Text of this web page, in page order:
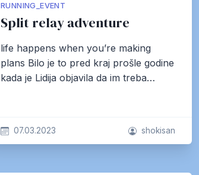
RUNNING_EVENT
Split relay adventure
life happens when you’re making
plans Bilo je to pred kraj prošle godine
kada je Lidija objavila da im treba…
07.03.2023 shokisan